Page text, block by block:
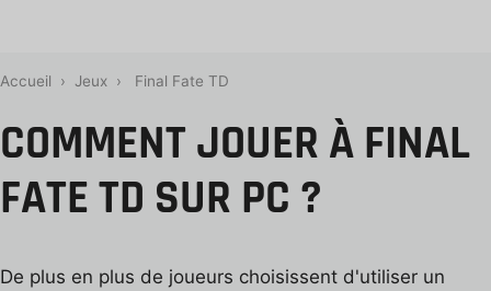
Accueil › Jeux › Final Fate TD
COMMENT JOUER À FINAL
FATE TD SUR PC ?
De plus en plus de joueurs choisissent d'utiliser un